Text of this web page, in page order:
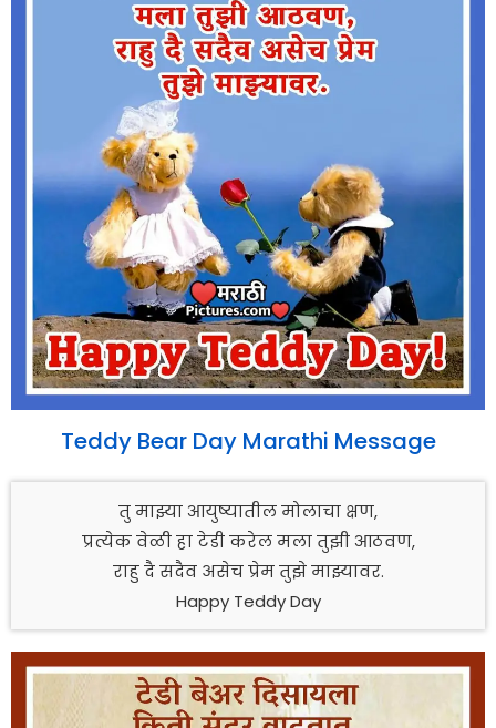
Teddy Bear Day Marathi Message
तु माझ्या आयुष्यातील मोलाचा क्षण,
प्रत्येक वेळी हा टेडी करेल मला तुझी आठवण,
राहु दै सदैव असेच प्रेम तुझे माझ्यावर.
Happy Teddy Day